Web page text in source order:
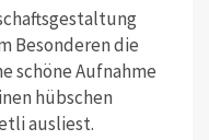
Besonderen die
schöne Aufnahme
hübschen
ausliest.